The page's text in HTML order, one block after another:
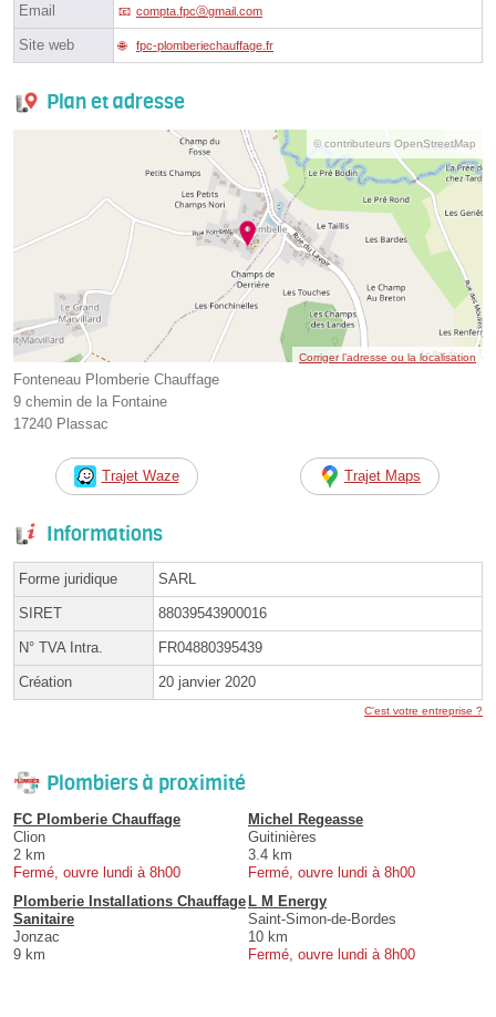
Email compta.fpcⓐgmail.com
Site web fpc-plomberiechauffage.fr
Plan et adresse
© contributeurs OpenStreetMap
Corriger l’adresse ou la localisation
Fonteneau Plomberie Chauffage
9 chemin de la Fontaine
17240 Plassac
Trajet Waze Trajet Maps
Informations
Forme juridique SARL
SIRET 88039543900016
N° TVA Intra. FR04880395439
Création 20 janvier 2020
C'est votre entreprise ?
Plombiers à proximité
FC Plomberie Chauffage
Clion
2 km
Fermé, ouvre lundi à 8h00
Michel Regeasse
Guitinières
3.4 km
Fermé, ouvre lundi à 8h00
Plomberie Installations Chauffage
Sanitaire
Jonzac
9 km
L M Energy
Saint-Simon-de-Bordes
10 km
Fermé, ouvre lundi à 8h00